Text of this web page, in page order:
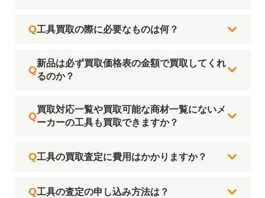
工具買取の際に必要なものは何？
新品は必ず買取価格表の金額で買取してくれ
るのか？
買取対応一覧や買取可能な商材一覧にないメ
ーカーの工具も買取できますか？
工具の買取査定に費用はかかりますか？
工具の査定の申し込み方法は？